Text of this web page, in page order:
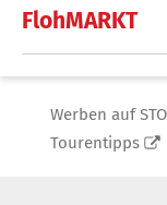
FlohMARKT
Werben auf
Tourentipps